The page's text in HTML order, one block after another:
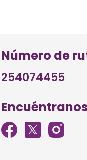
Número de
254074455